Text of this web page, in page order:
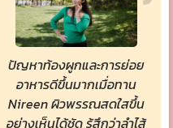
ปัญหาท้องผูกและการย่อย
อาหารดีขึ้นมากเมื่อทาน
Nireen ผิวพรรณสดใสขึ้น
อย่างเห็นได้ชัด รู้สึกว่าลำไส้